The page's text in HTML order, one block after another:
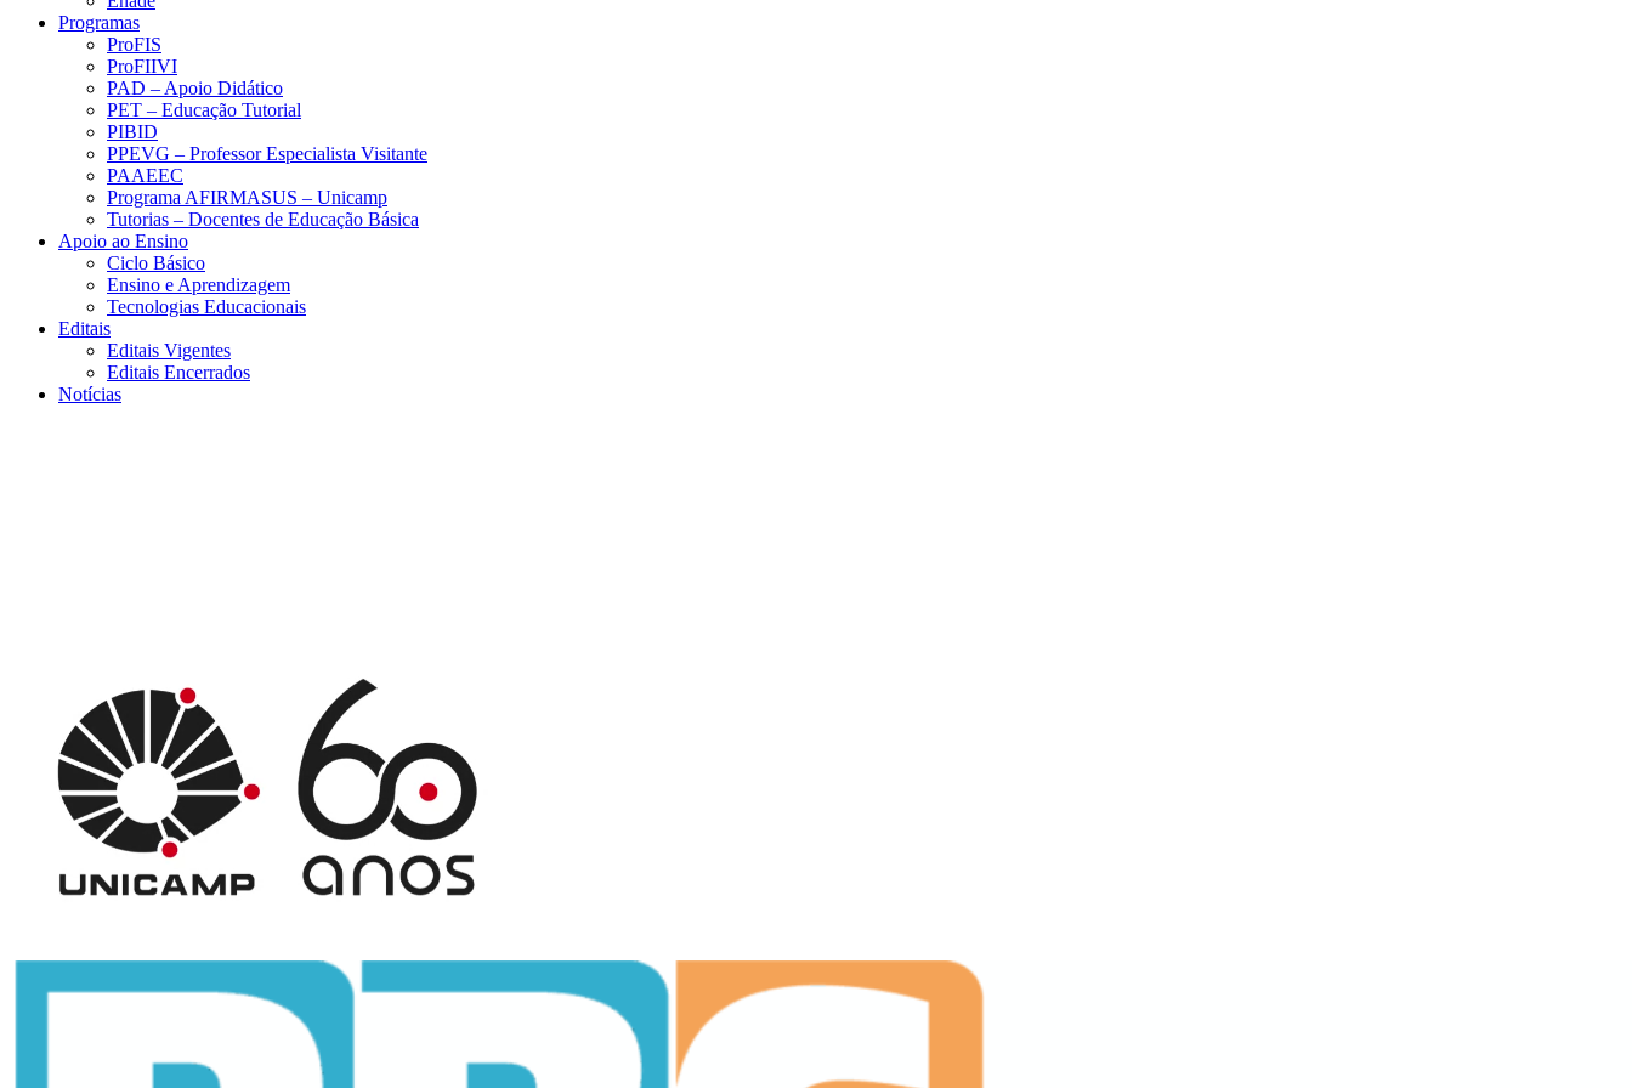
Programas
ProFIS
ProFIIVI
PAD – Apoio Didático
PET – Educação Tutorial
PIBID
PPEVG – Professor Especialista Visitante
PAAEEC
Programa AFIRMASUS – Unicamp
Tutorias – Docentes de Educação Básica
Apoio ao Ensino
Ciclo Básico
Ensino e Aprendizagem
Tecnologias Educacionais
Editais
Editais Vigentes
Editais Encerrados
Notícias